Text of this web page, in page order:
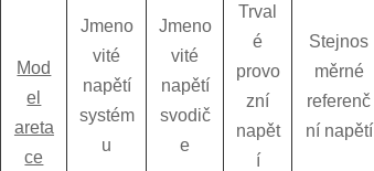
Mod
el
areta
ce
Jmeno
vité
napětí
systém
u
Jmeno
vité
napětí
svodič
e
Trval
é
provo
zní
napět
í
Stejnos
měrné
referenč
ní napětí